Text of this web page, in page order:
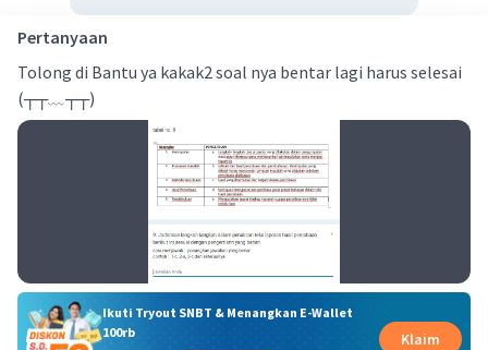
Pertanyaan
Tolong di Bantu ya kakak2 soal nya bentar lagi harus selesai
(┬┬﹏┬┬)
Ikuti Tryout SNBT & Menangkan E-Wallet
100rb
Klaim